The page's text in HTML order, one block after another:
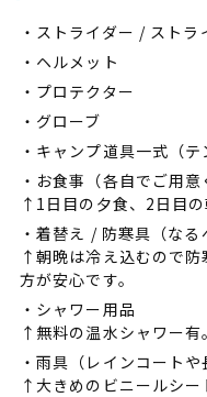
・ストライダー / ストラ
・ヘルメット
・プロテクター
・グローブ
・キャンプ道具一式（テ
・お食事（各自でご用意
↑1日目の夕食、2日目の
・着替え / 防寒具（なる
↑朝晩は冷え込むので防
方が安心です。
・シャワー用品
↑無料の温水シャワー有
・雨具（レインコートや
↑大きめのビニールシー